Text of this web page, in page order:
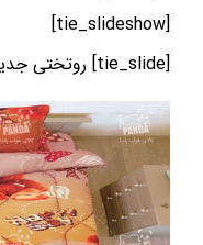
[tie_slideshow]
[tie_slide] روتختی جدید |